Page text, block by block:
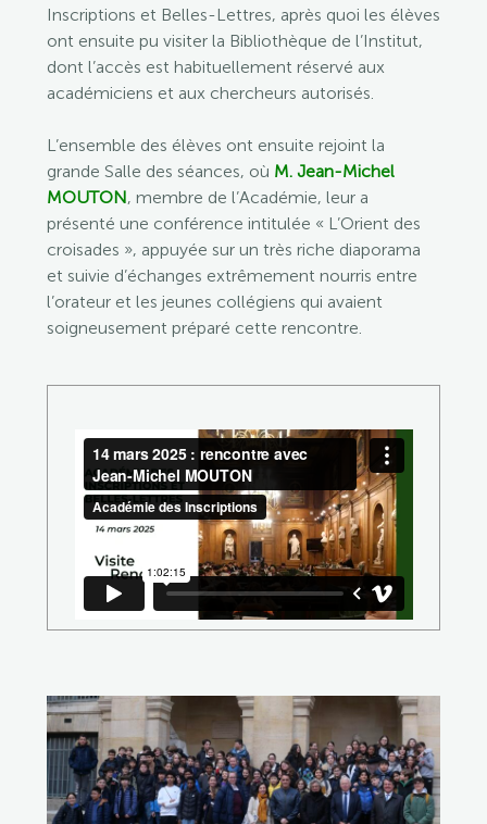
Inscriptions et Belles-Lettres, après quoi les élèves
ont ensuite pu visiter la Bibliothèque de l’Institut,
dont l’accès est habituellement réservé aux
académiciens et aux chercheurs autorisés.
L’ensemble des élèves ont ensuite rejoint la
grande Salle des séances, où M. Jean-Michel
MOUTON, membre de l’Académie, leur a
présenté une conférence intitulée « L’Orient des
croisades », appuyée sur un très riche diaporama
et suivie d’échanges extrêmement nourris entre
l’orateur et les jeunes collégiens qui avaient
soigneusement préparé cette rencontre.